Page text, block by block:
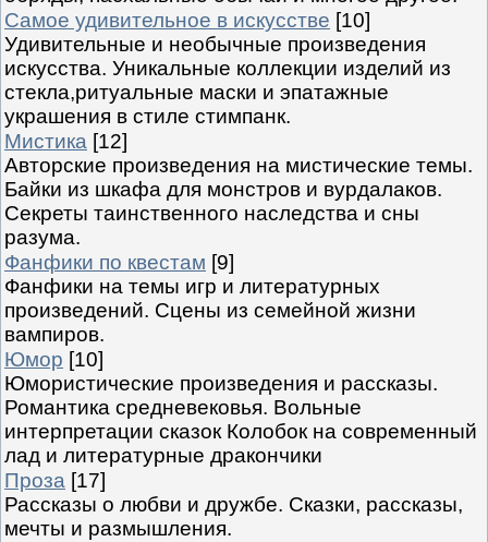
Самое удивительное в искусстве [10]
Удивительные и необычные произведения
искусства. Уникальные коллекции изделий из
стекла,ритуальные маски и эпатажные
украшения в стиле стимпанк.
Мистика [12]
Авторские произведения на мистические темы.
Байки из шкафа для монстров и вурдалаков.
Секреты таинственного наследства и сны
разума.
Фанфики по квестам [9]
Фанфики на темы игр и литературных
произведений. Сцены из семейной жизни
вампиров.
Юмор [10]
Юмористические произведения и рассказы.
Романтика средневековья. Вольные
интерпретации сказок Колобок на современный
лад и литературные дракончики
Проза [17]
Рассказы о любви и дружбе. Сказки, рассказы,
мечты и размышления.